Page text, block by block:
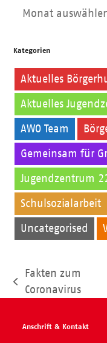
Archiv
Kategorien
Aktuelles
Aktuelles
AWO Team
Gemeinsam für
Jugendzentrum
Schulsozialarbeit
Uncategorised
vorheriger
Fakten zum
Coronavirus
Anschrift & Kontakt